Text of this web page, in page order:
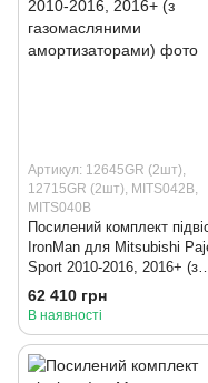
Артикул: 12645GR (2шт),
12715GR (2шт), MITS042B,
MITS040B
Посилений комплект
IronMan для Mitsubishi
Sport 2010-2016, 2016+ (з
газомасляними
амортизаторами)
62 410 грн
В наявності